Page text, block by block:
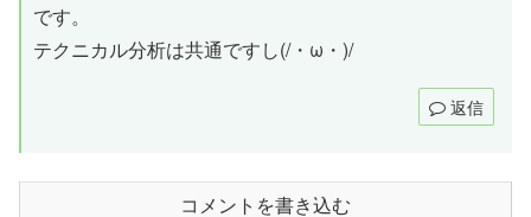
です。
テクニカル分析は共通ですし(/・ω・)/
返信
コメントを書き込む